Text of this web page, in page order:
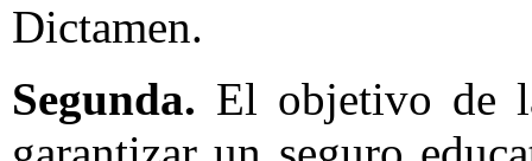
Dictamen.
Segunda. El objetivo de